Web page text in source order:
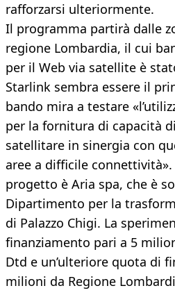
rafforzarsi ulteriormente.
Il programma partirà dalle
regione Lombardia, il cui
per il Web via satellite è
Starlink sembra essere il
bando mira a testare
per la fornitura di capacità di
satellitare in sinergia con
aree a difficile
progetto è Aria spa, che è
Dipartimento per la
di Palazzo Chigi. La
finanziamento pari a 5
Dtd e un’ulteriore quota di
milioni da Regione